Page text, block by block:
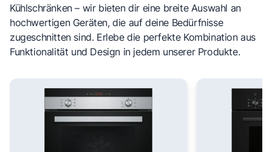
Kühlschränken – wir bieten dir eine breite Auswahl an
hochwertigen Geräten, die auf deine Bedürfnisse
zugeschnitten sind. Erlebe die perfekte Kombination aus
Funktionalität und Design in jedem unserer Produkte.